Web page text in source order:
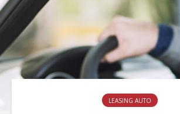
LEASING AUTO